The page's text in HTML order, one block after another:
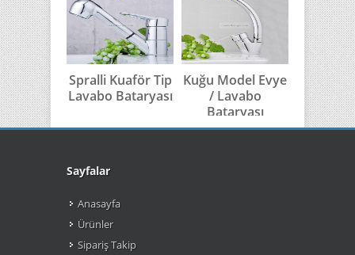
Spralli Kuaför Tip
Lavabo Bataryası
Kuğu Model Evye
/ Lavabo
Bataryası
Kuğu
Model
Banyo
Sayfalar
Anasayfa
Ürünler
Sipariş Takip